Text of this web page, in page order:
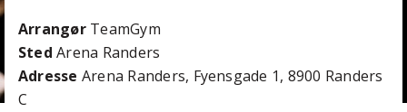
ArrangørTeamGym
Sted Arena Randers
Adresse Arena Randers, Fyensgade 1, 8900 Randers
C